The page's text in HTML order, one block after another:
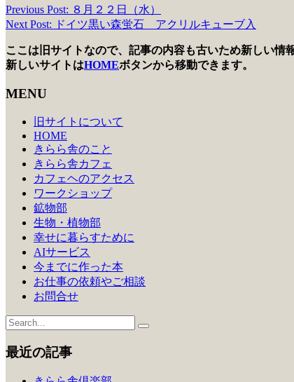
投
ナ
ゲ
Previous Post: ８月２２日（水）
Next Post: ドイツ黒い森蛍石 アクリルキューブ入
ここは旧サイトなので、記事の内容も古いため新しい情
新しいサイトはHOMEボタンから移動できます。
MENU
旧サイトについて
HOME
きらら舎のこと
きらら舎カフェ
カフェヘのアクセス
ワークショップ
鉱物部
生物・植物部
幸せに暮らすために
AIサービス
今までに作った本
お仕事の依頼やご相談
お問合せ
最近の記事